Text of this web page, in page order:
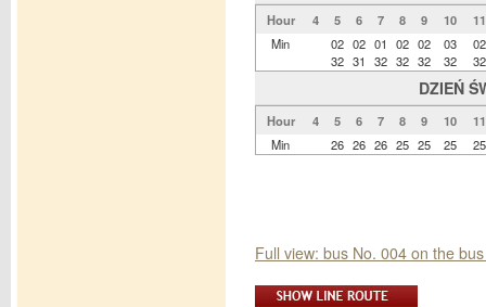
Hour 4 5 6 7 8 9 10
11
Min
02
32
02
31
01
32
02
32
02
32
03
32
02
32
DZIEŃ
Hour 4 5 6 7 8 9 10
11
Min
26 26 26 25 25 25 25
Full view: bus No. 004 on the